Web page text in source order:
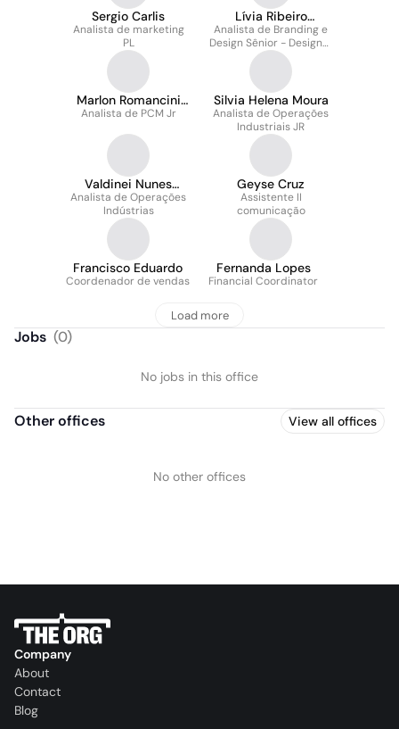
Sergio Carlis
Analista de marketing
PL
Lívia Ribeiro
Schiavinoto
Analista de Branding e
Design Sênior - Designer
Gráfico
Marlon Romancini
Siqueira
Analista de PCM Jr
Silvia Helena Moura
Analista de Operações
Industriais JR
Valdinei Nunes
Rodrigues
Analista de Operações
Indústrias
Geyse Cruz
Assistente II
comunicação
Francisco Eduardo
Coordenador de vendas
Fernanda Lopes
Financial Coordinator
Load more
Jobs (0)
No jobs in this office
Other offices View all offices
No other offices
Company
About
Contact
Blog